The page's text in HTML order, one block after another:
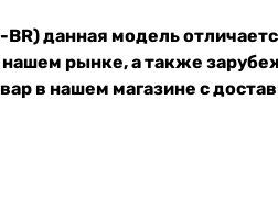
данная модель
рынке, а также
в нашем магазине с